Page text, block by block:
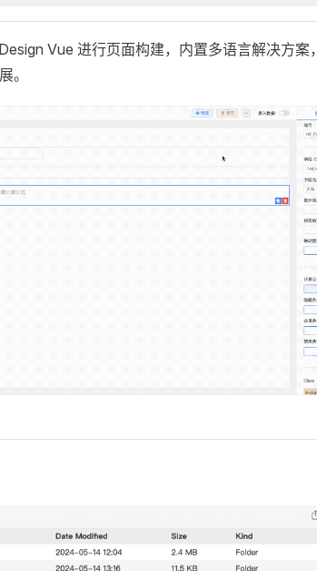
Vue 进行页面构建，内置多语言解决方案
。